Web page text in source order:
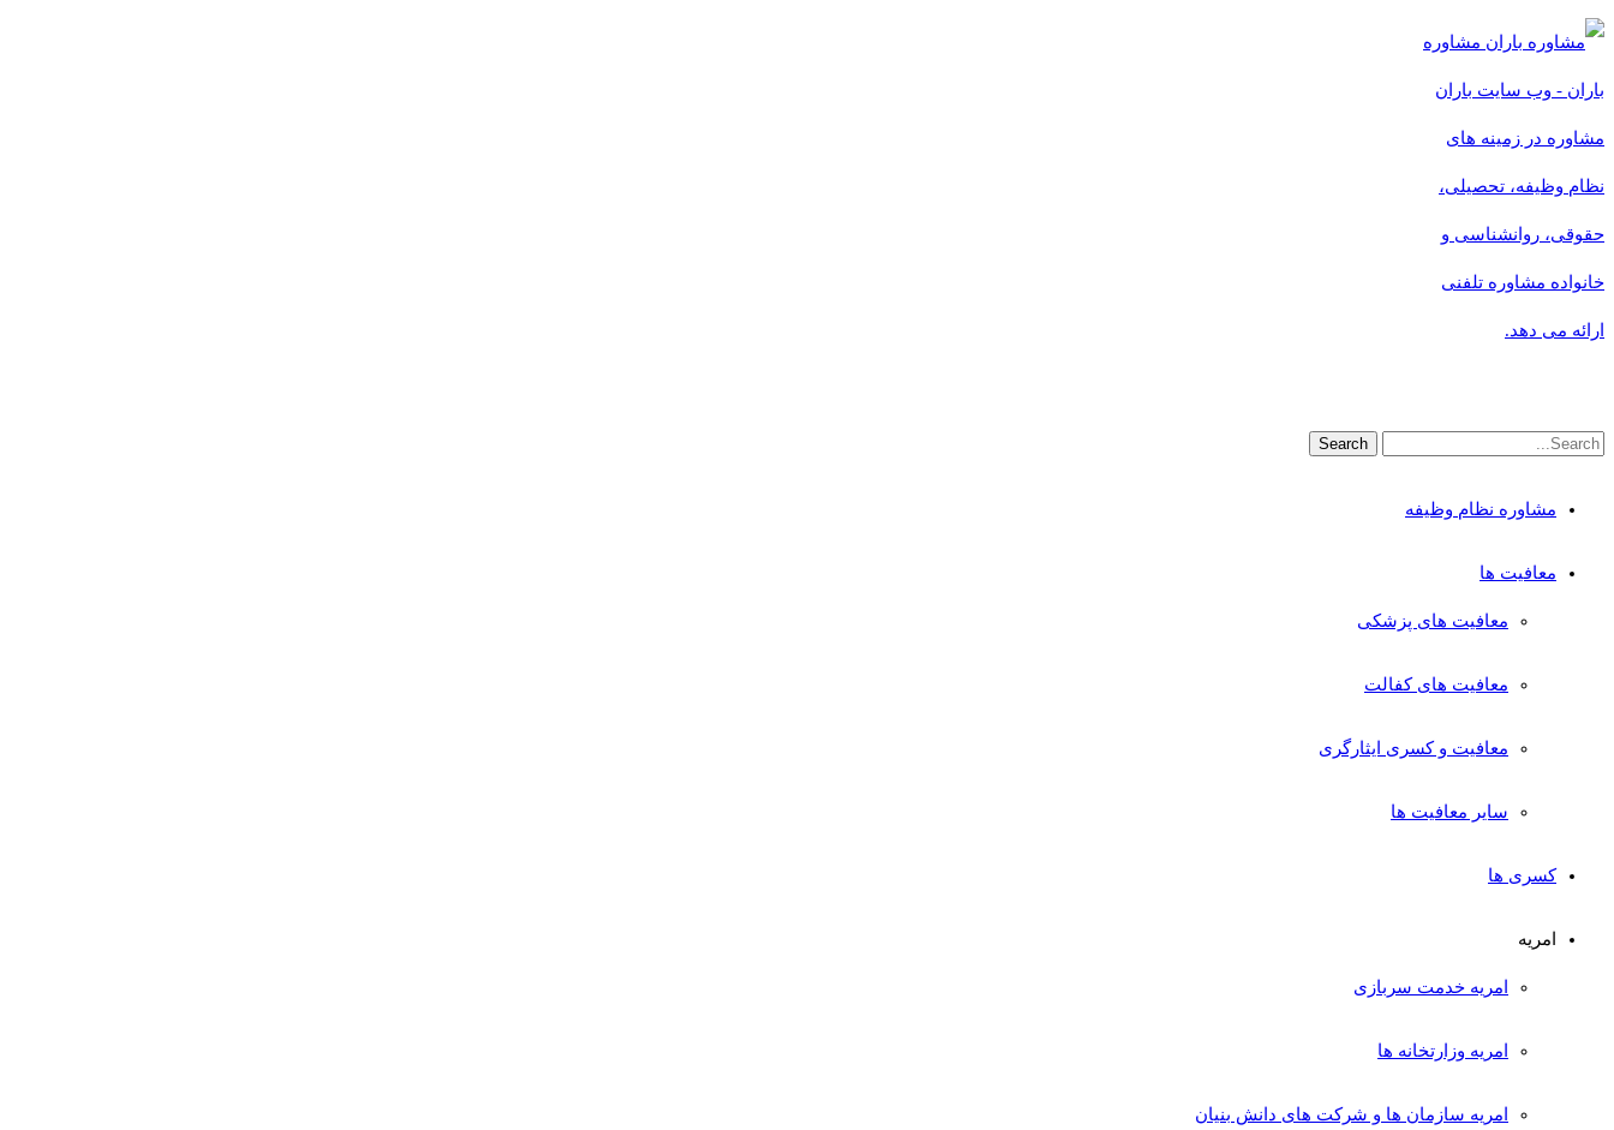
مشاوره
باران - وب سایت باران
مشاوره در زمینه های
نظام وظیفه، تحصیلی،
حقوقی، روانشناسی و
خانواده مشاوره تلفنی
ارائه می دهد.
مشاوره نظام وظیفه
معافیت ها
معافیت های پزشکی
معافیت های کفالت
معافیت و کسری ایثارگری
سایر معافیت ها
کسری ها
امریه
امریه خدمت سربازی
امریه وزارتخانه ها
امریه سازمان ها و شرکت های دانش بنیان